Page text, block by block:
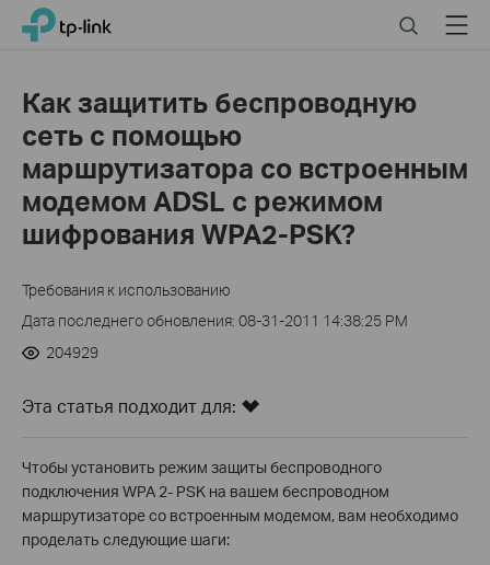
Click
navigation
TP-Link, Reliably Smart SearchMenu
Как защитить беспроводную
сеть с помощью
маршрутизатора со встроенным
модемом ADSL с режимом
шифрования WPA2-PSK?
Требования к использованию
Дата последнего обновления: 08-31-2011 14:38:25 PM
204929
Эта статья подходит для:
Чтобы установить режим защиты беспроводного
подключения WPA 2- PSK на вашем беспроводном
маршрутизаторе со встроенным модемом, вам необходимо
проделать следующие шаги: